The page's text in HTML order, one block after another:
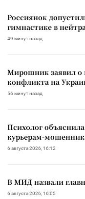
Россиянок
гимнастике в
49 минут назад
Мирошник заявил о
конфликта на
56 минут назад
Психолог
курьерам-
6 августа 2026, 16:12
В МИД назвали
6 августа 2026, 16:05